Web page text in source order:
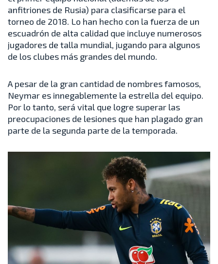
anfitriones de Rusia) para clasificarse para el
torneo de 2018. Lo han hecho con la fuerza de un
escuadrón de alta calidad que incluye numerosos
jugadores de talla mundial, jugando para algunos
de los clubes más grandes del mundo.
A pesar de la gran cantidad de nombres famosos,
Neymar es innegablemente la estrella del equipo.
Por lo tanto, será vital que logre superar las
preocupaciones de lesiones que han plagado gran
parte de la segunda parte de la temporada.